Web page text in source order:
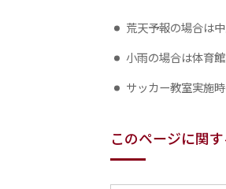
荒天予報の場合は
小雨の場合は体育
サッカー教室実施
このページに関